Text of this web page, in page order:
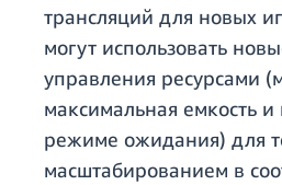
трансляций для новых
могут использовать
управления ресурсами
максимальная емкость и
режиме ожидания) для
масштабированием в